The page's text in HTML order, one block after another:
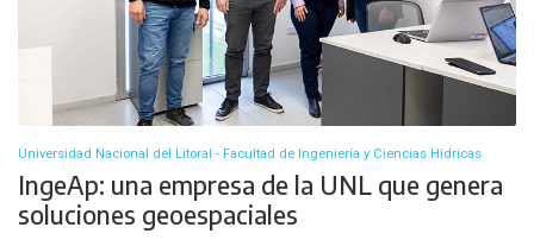
Universidad Nacional del Litoral - Facultad de Ingeniería y Ciencias Hídricas
IngeAp: una empresa de la UNL que genera
soluciones geoespaciales